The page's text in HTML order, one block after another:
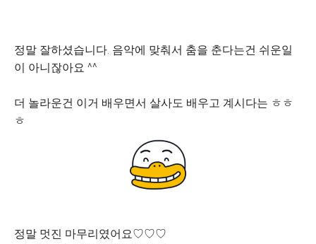
정말 잘하셨습니다. 음악에 맞춰서 춤을 춘다는건 쉬운일
이 아니잖아요 ^^
더 놀라운건 이거 배우면서 살사도 배우고 계시다는 ㅎㅎ
ㅎ
정말 멋진 마무리였어요♡♡♡